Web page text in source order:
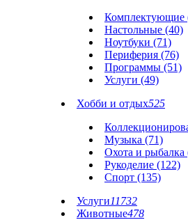
Комплектующие
Настольные (40)
Ноутбуки (71)
Периферия (76)
Программы (51)
Услуги (49)
Хобби и отдых525
Музыка (71)
Охота и рыбалка
Рукоделие (122)
Спорт (135)
Услуги11732
Животные478